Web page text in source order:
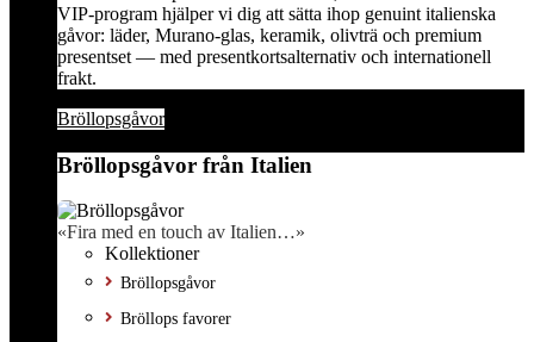
VIP-program hjälper vi dig att sätta ihop genuint italienska
gåvor: läder, Murano-glas, keramik, olivträ och premium
presentset — med presentkortsalternativ och internationell
frakt.
Bröllopsgåvor
Bröllopsgåvor från Italien
«Fira med en touch av Italien…»
Kollektioner
Bröllopsgåvor
Bröllops favorer